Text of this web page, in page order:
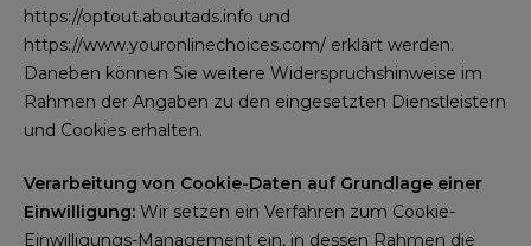
https://optout.aboutads.info und
https://www.youronlinechoices.com/ erklärt werden.
Daneben können Sie weitere Widerspruchshinweise im
Rahmen der Angaben zu den eingesetzten Dienstleistern
und Cookies erhalten.
Verarbeitung von Cookie-Daten auf Grundlage einer
Einwilligung: Wir setzen ein Verfahren zum Cookie-
Einwilligungs-Management ein, in dessen Rahmen die